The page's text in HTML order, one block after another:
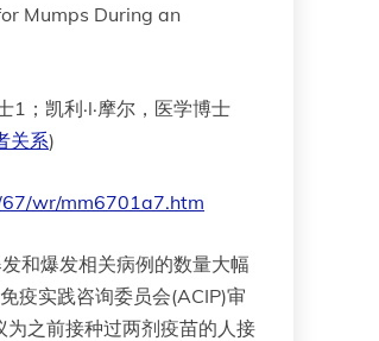
Mumps During an
1；凯利·l·摩尔，医学博士
关系)
wr/mm6701a7.htm
和爆发相关病例的数量大幅
疫实践咨询委员会(ACIP)审
之前接种过两剂疫苗的人接